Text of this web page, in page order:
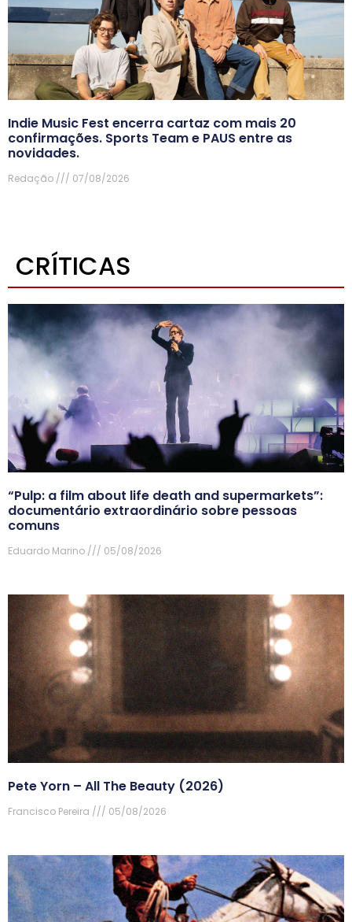
Indie Music Fest encerra cartaz com mais 20
confirmações. Sports Team e PAUS entre as
novidades.
Redação 07/08/2026
CRÍTICAS
“Pulp: a film about life death and supermarkets”:
documentário extraordinário sobre pessoas
comuns
Eduardo Marino 05/08/2026
Pete Yorn – All The Beauty (2026)
Francisco Pereira 05/08/2026